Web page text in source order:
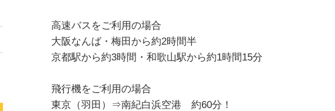
高速バスをご利用の場合
大阪なんば・梅田から約2時間半
京都駅から約3時間・和歌山駅から約1時間15分
飛行機をご利用の場合
東京（羽田）⇒南紀白浜空港 約60分！